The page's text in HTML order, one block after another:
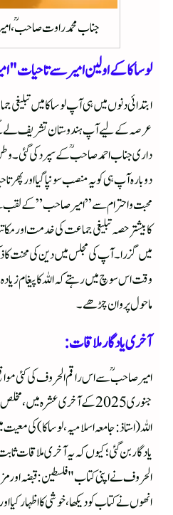
جناب محمد راوت صاحبؒ ،
لوساکا کے اولین امیر سے
ابتدائی دنوں میں ہی آپ لوساکا میں
عرصہ کے لیے آپ ہندوستان تشریف لے
داری جناب احمد صاحبؒ کے سپرد کی گئی۔
دوبارہ آپ ہی کو یہ منصب سونپا گیا اور
محبت و احترام سے”امیر صاحب” کے لقب
کا بیشتر حصہ تبلیغی جماعت کی خدمت اور
میں گزرا۔ آپ کی مجلس میں دین کی محنت
وقت اس سوچ میں رہتے کہ اللہ کا پیغام
ماحول پروان چڑھے۔
آخری یادگار ملاقات:
امیر صاحبؒ سے اس راقم الحروف کی کئی
جنوری 2025 کے آخری عشرہ
اللہ(استاذ: جامعہ اسلامیہ، لوساکا) کی
یادگار بن گئی؛ کیوں کہ یہ آخری ملاقات
الحروف نے اپنی کتاب "فلسطین: قبضہ
انھوں نے کتاب کو دیکھا، خوشی کا اظہار کیا